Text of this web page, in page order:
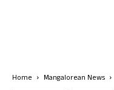
Home Mangalorean News